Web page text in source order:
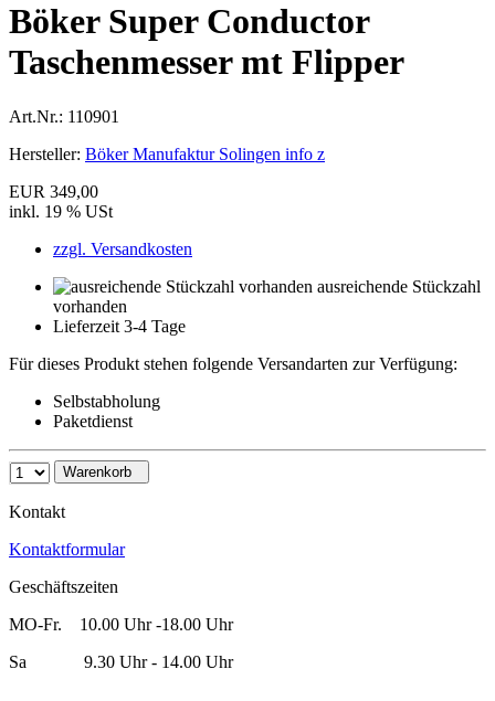
Böker Super Conductor
Taschenmesser mt Flipper
Art.Nr.: 110901
Hersteller: Böker Manufaktur Solingen info z
EUR 349,00
inkl. 19 % USt
zzgl. Versandkosten
ausreichende Stückzahl
vorhanden
Lieferzeit 3-4 Tage
Für dieses Produkt stehen folgende Versandarten zur Verfügung:
Selbstabholung
Paketdienst
Warenkorb
Kontakt
Kontaktformular
Geschäftszeiten
MO-Fr. 10.00 Uhr -18.00 Uhr
Sa 9.30 Uhr - 14.00 Uhr